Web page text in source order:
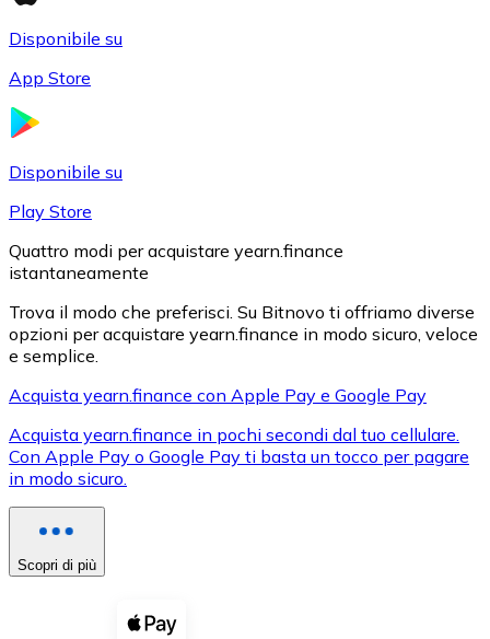
XRP
Acquista criptovalute in contanti e altri mezzi di
Disponibile su
App Store
Disponibile su
Play Store
Quattro modi per acquistare yearn.finance
istantaneamente
Trova il modo che preferisci. Su Bitnovo ti offriamo diverse
opzioni per acquistare yearn.finance in modo sicuro, veloce
e semplice.
Acquista yearn.finance con Apple Pay e Google Pay
Acquista yearn.finance in pochi secondi dal tuo cellulare.
Con Apple Pay o Google Pay ti basta un tocco per pagare
in modo sicuro.
Scopri di più